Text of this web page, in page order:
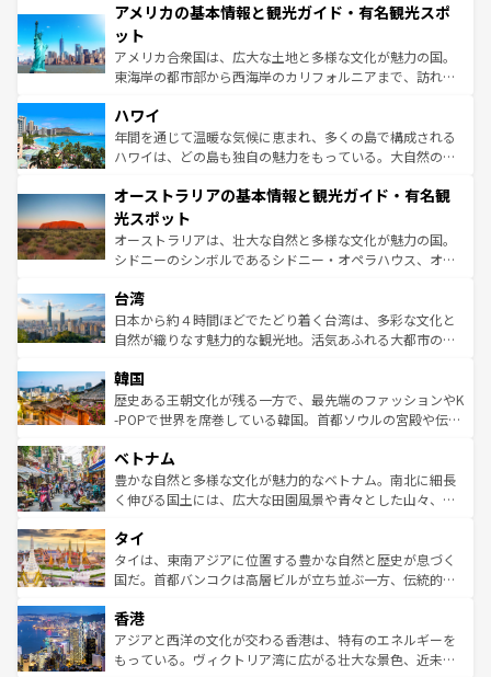
ンツ一覧を参照してほしい。
の建物がそのまま残る町や、スイスならではのユニークな
博物館もあり、アルプス観光だけでなく町歩きも満喫する
ことができる。国民の所得が高いため物価も高いが、旅行
者向けの交通パス提供のサービスもあり、うまく活用すれ
着のスイス情報は
アメリカの基本情報と観光ガイド・有名観光スポ
ット
アメリカ合衆国は、広大な土地と多様な文化が魅力の国。
東海岸の都市部から西海岸のカリフォルニアまで、訪れる
のような巨大都市は、観光、ショッピング、エンターテイ
ンメントが詰まった刺激的なスポットだ。一方、アメリカ
西部には大自然が広がり、グランドキャニオンやイエロー
部のニューオーリンズでは、音楽と美食が融合した独特の
文化が魅力。旅行者はアメリカの各地域で異なる魅力を楽
しみながら、その多様性と豊かな歴史を感じることができ
るだろう。車でのロードトリップや列車の旅も、アメリカ
情報は
ハワイ
年間を通じて温暖な気候に恵まれ、多くの島で構成される
ハワイは、どの島も独自の魅力をもっている。大自然の神
ワイ島は見逃せない。また、定番の観光地といえばオアフ
島だが、静かな自然を求めるならマウイ島やカウアイ島が
おすすめ。エメラルドグリーンに輝く海をはじめ、豊かな
文化や歴史が息づいている。「アロハスピリット」と呼ば
人々、おいしいローカルフードやハワイアンミュージッ
ク、伝統的なフラダンスなど、すべてがハワイの魅力を彩
っている。訪れるたびに新しい発見と感動が待っているハ
はコンテンツ一覧
オーストラリアの基本情報と観光ガイド・有名観
光スポット
オーストラリアは、壮大な自然と多様な文化が魅力の国。
シドニーのシンボルであるシドニー・オペラハウス、オー
リアリーフや大陸中央部にそびえるウルル（エアーズロッ
ク）、タスマニアの美しい原生林やケアンズの熱帯雨林な
ど、見どころがたくさん。また、カフェやワイン、オージ
いる。アクティビティも充実しており、サーフィンやダイ
ビング、ハイキングなど、アウトドア好きにはたまらな
い。オーストラリアの多彩な魅力を存分に味わいつくそ
参照してほしい。
台湾
日本から約４時間ほどでたどり着く台湾は、多彩な文化と
自然が織りなす魅力的な観光地。活気あふれる大都市の台
ン）、静ひつな山岳地帯である台湾東部など、都市の喧騒
と山間の静けさが共存しており、訪れる人に新しい発見と
驚きをもたらしてくれる。また、奥深い台湾の食文化も魅
容にもいいと評判のスイーツなど、バラエティ豊かな料理
が味わえる。 なお、新着の台湾情報は コンテンツ一覧を参
照してほしい。
韓国
歴史ある王朝文化が残る一方で、最先端のファッションやK
-POPで世界を席巻している韓国。首都ソウルの宮殿や伝統
き、地方に足を延ばせば四季折々の自然美を楽しむことが
できる。そして、キムチや焼肉、絶品のストリートフード
まで、さまざまな韓国料理が待っている。夜には、韓国な
リティに包まれながら、韓国の多彩な魅力を心ゆくまで味
わってみてほしい。 なお、新着の韓国情報はコンテンツ一
覧を参照してほしい。
ベトナム
豊かな自然と多様な文化が魅力的なベトナム。南北に細長
く伸びる国土には、広大な田園風景や青々とした山々、世
急速な発展と共に伝統が息づく。ハノイの古い町並みやホ
ーチミン市のフランス統治時代の建物も、独特の雰囲気を
醸し出している。また、バラエティの豊かさとおいしさで
とつ。フォーやバインミー、ベトナムコーヒーなどは、ぜ
ひ現地で味わいたい。どの地域を訪れてもあたたかい人々
が旅行者を迎えてくれるので、きっと忘れられない旅にな
タイ
タイは、東南アジアに位置する豊かな自然と歴史が息づく
国だ。首都バンコクは高層ビルが立ち並ぶ一方、伝統的な
の活気が交差している。北部ではチェンマイなどの山岳地
帯で自然と触れ合い、南部ではプーケットやクラビの美し
いビーチでリゾート気分を楽しむことができる。タイ料理
香港
アジアと西洋の文化が交わる香港は、特有のエネルギーを
もっている。ヴィクトリア湾に広がる壮大な景色、近未来